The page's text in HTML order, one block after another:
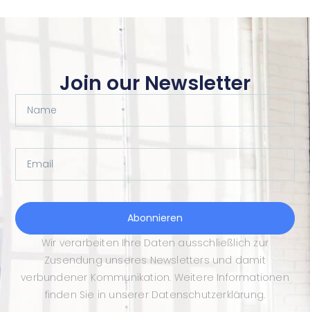
Join our Newsletter
Abonnieren
Wir verarbeiten Ihre Daten ausschließlich zur
Zusendung unseres Newsletters und damit
verbundener Kommunikation. Weitere Informationen
finden Sie in unserer Datenschutzerklärung.